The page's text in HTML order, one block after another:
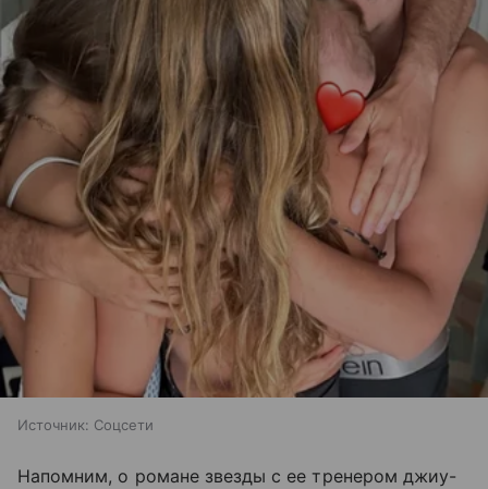
Источник: Соцсети
Напомним, о романе звезды с ее тренером джиу-